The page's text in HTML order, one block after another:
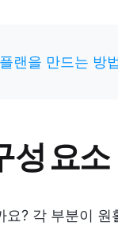
랜을 만드는 방법
성 요소
? 각 부분이